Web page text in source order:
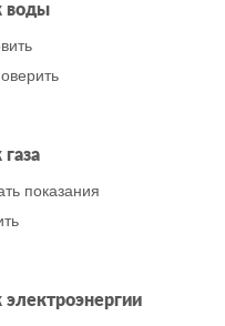
воды
показания
электроэнергии